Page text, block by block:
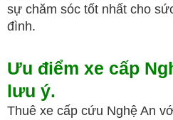
sự chăm sóc tốt nhất cho
đình.
Ưu điểm xe cấp
lưu ý.
Thuê xe cấp cứu Nghệ An